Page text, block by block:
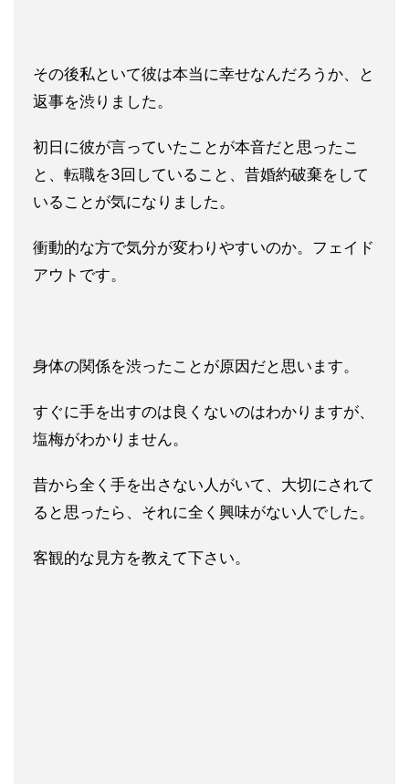
その後私といて彼は本当に幸せなんだろうか、と
返事を渋りました。
初日に彼が言っていたことが本音だと思ったこ
と、転職を3回していること、昔婚約破棄をして
いることが気になりました。
衝動的な方で気分が変わりやすいのか。フェイド
アウトです。
身体の関係を渋ったことが原因だと思います。
すぐに手を出すのは良くないのはわかりますが、
塩梅がわかりません。
昔から全く手を出さない人がいて、大切にされて
ると思ったら、 それに全く興味がない人でした。
客観的な見方を教えて下さい。